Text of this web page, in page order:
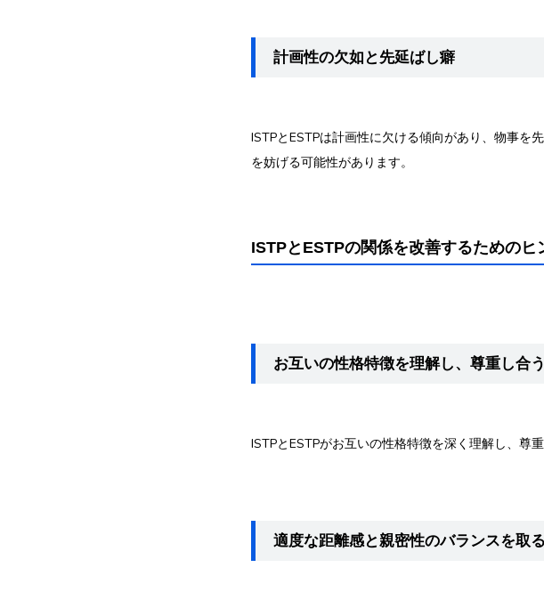
計画性の欠如と先延ばし癖
ISTPとESTPは計画性に欠ける傾向があり、物事を
を妨げる可能性があります。
ISTPとESTPの関係を改善するためのヒ
お互いの性格特徴を理解し、尊重し合う
ISTPとESTPがお互いの性格特徴を深く理解し、尊
適度な距離感と親密性のバランスを取る